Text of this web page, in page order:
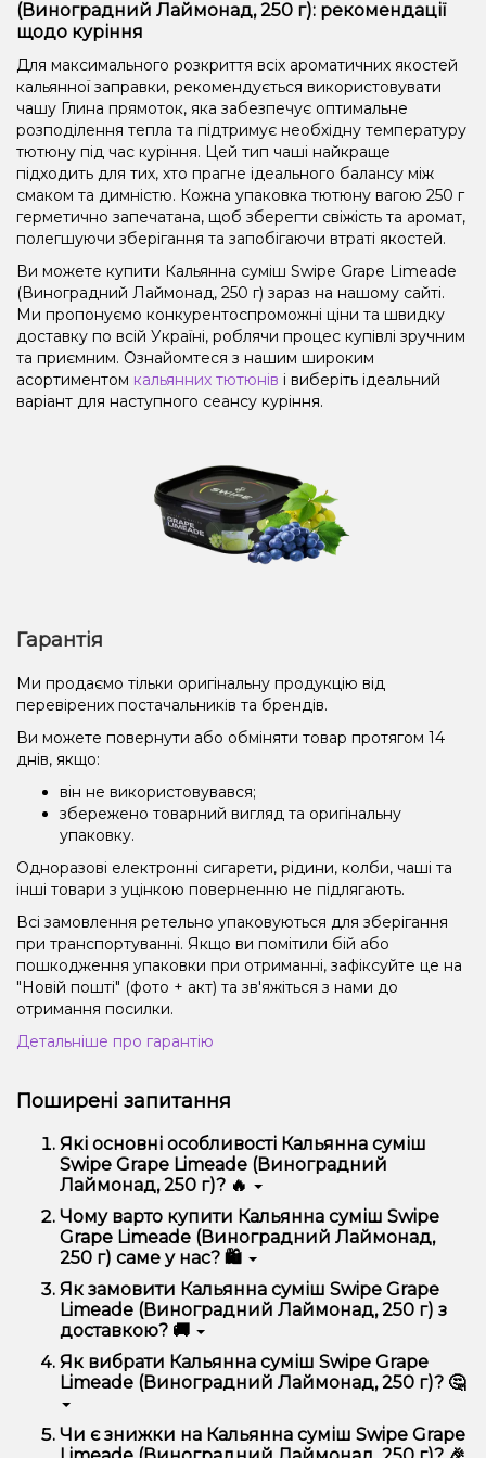
(Виноградний Лаймонад, 250 г): рекомендації
щодо куріння
Для максимального розкриття всіх ароматичних якостей
кальянної заправки, рекомендується використовувати
чашу Глина прямоток, яка забезпечує оптимальне
розподілення тепла та підтримує необхідну температуру
тютюну під час куріння. Цей тип чаші найкраще
підходить для тих, хто прагне ідеального балансу між
смаком та димністю. Кожна упаковка тютюну вагою 250 г
герметично запечатана, щоб зберегти свіжість та аромат,
полегшуючи зберігання та запобігаючи втраті якостей.
Ви можете купити Кальянна суміш Swipe Grape Limeade
(Виноградний Лаймонад, 250 г) зараз на нашому сайті.
Ми пропонуємо конкурентоспроможні ціни та швидку
доставку по всій Україні, роблячи процес купівлі зручним
та приємним. Ознайомтеся з нашим широким
асортиментом кальянних тютюнів і виберіть ідеальний
варіант для наступного сеансу куріння.
Гарантія
Ми продаємо тільки оригінальну продукцію від
перевірених постачальників та брендів.
Ви можете повернути або обміняти товар протягом 14
днів, якщо:
він не використовувався;
збережено товарний вигляд та оригінальну
упаковку.
Одноразові електронні сигарети, рідини, колби, чаші та
інші товари з уцінкою поверненню не підлягають.
Всі замовлення ретельно упаковуються для зберігання
при транспортуванні. Якщо ви помітили бій або
пошкодження упаковки при отриманні, зафіксуйте це на
"Новій пошті" (фото + акт) та зв'яжіться з нами до
отримання посилки.
Детальніше про гарантію
Поширені запитання
Які основні особливості Кальянна суміш
Swipe Grape Limeade (Виноградний
Лаймонад, 250 г)? 🔥
Кальянна суміш Swipe Grape Limeade (Виноградний
Лаймонад, 250 г) відрізняється високою якістю,
зручністю використання та надійністю.
Чому варто купити Кальянна суміш Swipe
Grape Limeade (Виноградний Лаймонад,
250 г) саме у нас? 🛍️
Ми пропонуємо тільки оригінальну продукцію,
широкий асортимент, вигідні ціни та швидку
доставку. Крім того, у нас регулярні акції та знижки
для клієнтів!
Як замовити Кальянна суміш Swipe Grape
Limeade (Виноградний Лаймонад, 250 г) з
доставкою? 🚚
Оформити замовлення можна в кілька кліків:
Додайте Кальянна суміш Swipe Grape Limeade
Перейдіть до оформлення замовлення.
Виберіть зручний спосіб оплати та доставки.
Як вибрати Кальянна суміш Swipe Grape
Limeade (Виноградний Лаймонад, 250 г)? 🤔
Вибір залежить від ваших уподобань – наприклад,
якщо це кальян, враховуйте розмір, матеріал та тип
Чи є знижки на Кальянна суміш Swipe Grape